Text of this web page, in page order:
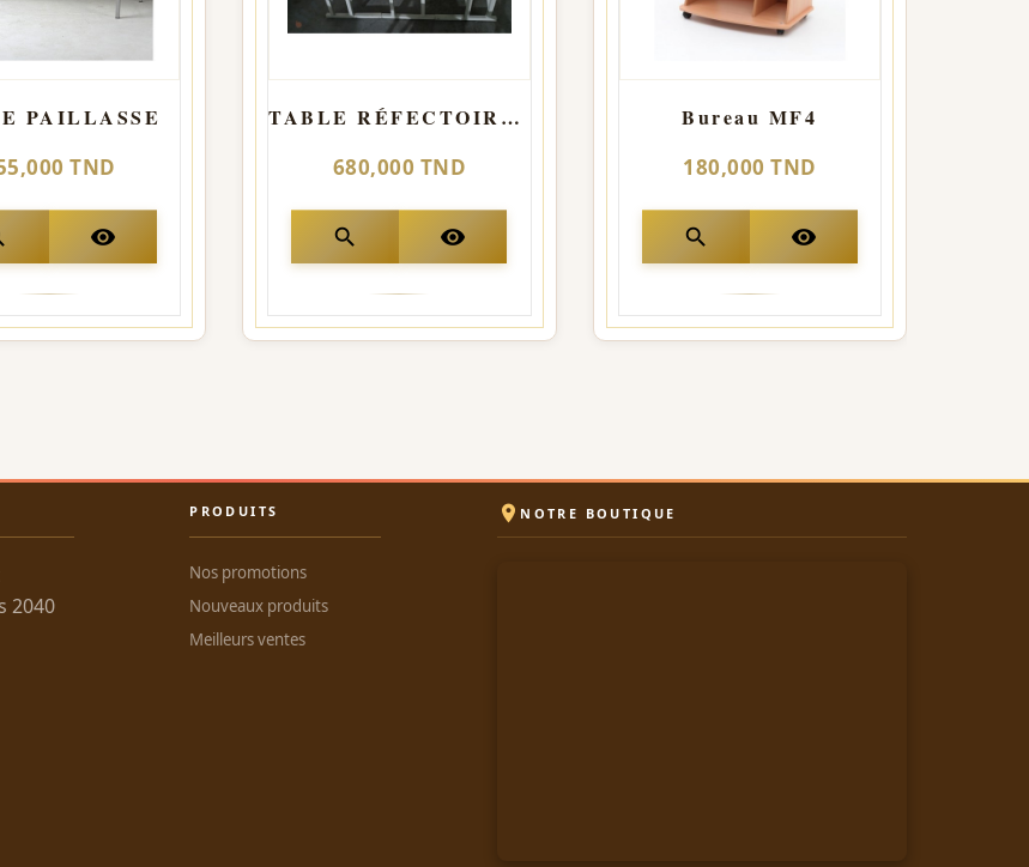
PAILLASSE
TND
visibility
TABLE RÉFECTOIRE AVEC BANQUETTE 180*70
680,000 TND
search visibility
Bureau MF4
180,000 TND
search visibility
2040
PRODUITS
Nos promotions
Nouveaux produits
Meilleurs ventes
 NOTRE BOUTIQUE